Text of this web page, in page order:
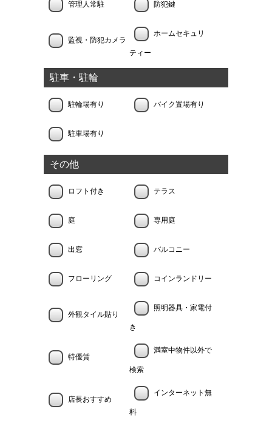
管理人常駐 防犯鍵
監視・防犯カメラ
ホームセキュリ
ティー
駐車・駐輪
駐輪場有り バイク置場有り
駐車場有り
その他
ロフト付き テラス
庭 専用庭
出窓 バルコニー
フローリング コインランドリー
外観タイル貼り
照明器具・家電付
き
特優賃
満室中物件以外で
検索
店長おすすめ
インターネット無
料